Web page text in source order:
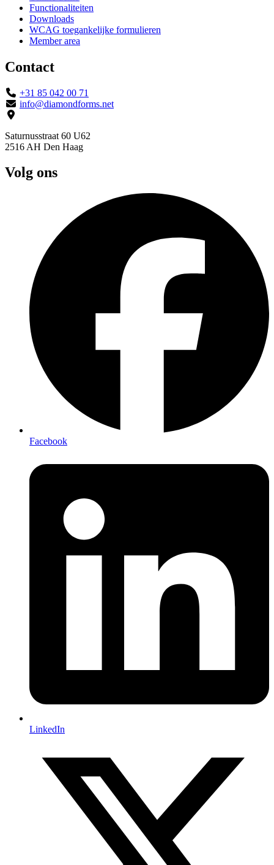
Functionaliteiten
Downloads
WCAG toegankelijke formulieren
Member area
Contact
+31 85 042 00 71
info@diamondforms.net
Saturnusstraat 60 U62
2516 AH Den Haag
Volg ons
Facebook
LinkedIn